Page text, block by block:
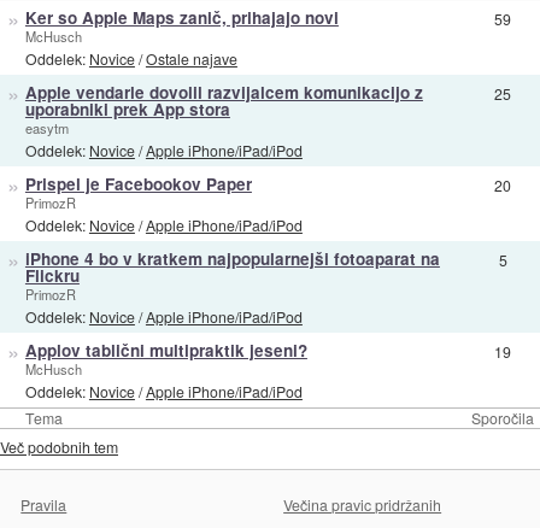
Tema Sporočila
» Ker so Apple Maps zanič, prihajajo novi
McHusch
Oddelek: Novice/Ostale najave
59
» Apple vendarle dovolil razvijalcem komunikacijo z
uporabniki prek App stora
easytm
Oddelek: Novice/Apple iPhone/iPad/iPod
25
» Prispel je Facebookov Paper
PrimozR
Oddelek: Novice/Apple iPhone/iPad/iPod
20
» iPhone 4 bo v kratkem najpopularnejši fotoaparat na
Flickru
PrimozR
Oddelek: Novice/Apple iPhone/iPad/iPod
5
» Applov tablični multipraktik jeseni?
McHusch
Oddelek: Novice/Apple iPhone/iPad/iPod
19
Več podobnih tem
Pravila Večina pravic pridržanih